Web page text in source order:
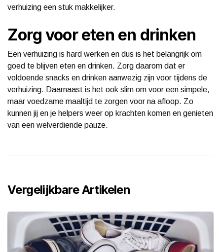
verhuizing een stuk makkelijker.
Zorg voor eten en drinken
Een verhuizing is hard werken en dus is het belangrijk om
goed te blijven eten en drinken. Zorg daarom dat er
voldoende snacks en drinken aanwezig zijn voor tijdens de
verhuizing. Daarnaast is het ook slim om voor een simpele,
maar voedzame maaltijd te zorgen voor na afloop. Zo
kunnen jij en je helpers weer op krachten komen en genieten
van een welverdiende pauze.
Vergelijkbare Artikelen